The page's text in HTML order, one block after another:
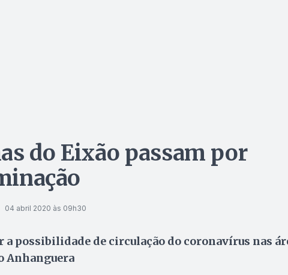
do Eixão passam por
04 abril 2020 às 09h30
a possibilidade de circulação do coronavírus nas
Anhanguera